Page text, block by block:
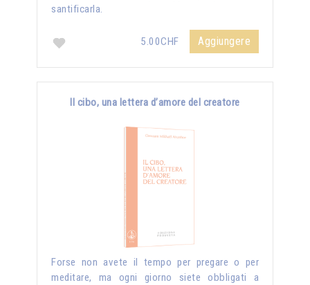
santificarla.
5.00CHF Aggiungere
Il cibo, una lettera d’amore del creatore
Forse non avete il tempo per pregare o per
meditare, ma ogni giorno siete obbligati a